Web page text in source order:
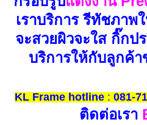
เราบริการ รีทัชภา
จะสวยผิวจะใส กิ๊กป
บริการให้กับลูกค้า
KL Frame hotline : 081-
ติดต่อเรา